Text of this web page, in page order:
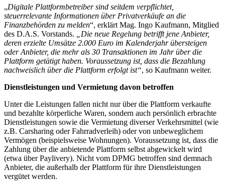
„Digitale Plattformbetreiber sind seitdem verpflichtet,
steuerrelevante Informationen über Privatverkäufe an die
Finanzbehörden zu melden“, erklärt Mag. Ingo Kaufmann, Mitglied
des D.A.S. Vorstands.
„Die neue Regelung betrifft jene Anbieter,
deren erzielte Umsätze 2.000 Euro im Kalenderjahr übersteigen
oder Anbieter, die mehr als 30 Transaktionen im Jahr über die
Plattform getätigt haben. Voraussetzung ist, dass die Bezahlung
nachweislich über die Plattform erfolgt ist“, so Kaufmann weiter.
Dienstleistungen und Vermietung davon betroffen
Unter die Leistungen fallen nicht nur über die Plattform verkaufte
und bezahlte körperliche Waren, sondern auch persönlich erbrachte
Dienstleistungen sowie die Vermietung diverser Verkehrsmittel (wie
z.B. Carsharing oder Fahrradverleih) oder von unbeweglichem
Vermögen (beispielsweise Wohnungen). Voraussetzung ist, dass die
Zahlung über die anbietende Plattform selbst abgewickelt wird
(etwa über Paylivery). Nicht vom DPMG betroffen sind demnach
Anbieter, die außerhalb der Plattform für ihre Dienstleistungen
vergütet werden.